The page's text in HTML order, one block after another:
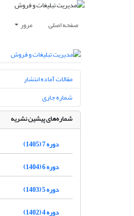
صفحه اصلی مرور
مقالات آماده انتشار
شماره جاری
شماره‌های پیشین نشریه
دوره 7 (1405)
دوره 6 (1404)
دوره 5 (1403)
دوره 4 (1402)